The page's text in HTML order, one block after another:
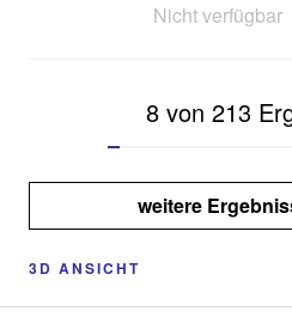
Nicht verfügbar
8 von 213
weitere
3D ANSICHT